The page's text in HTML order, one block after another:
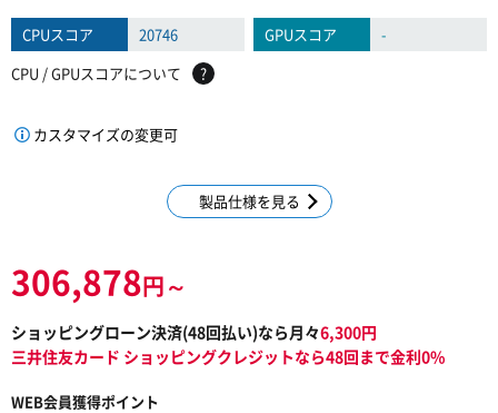
CPUスコア 20746 GPUスコア
-
CPU / GPUスコアについて
?
カスタマイズの変更可
製品仕様を見る
306,878円～
ショッピングローン決済(48回払い)なら月々6,300円
三井住友カード ショッピングクレジットなら48回まで金利0%
WEB会員獲得ポイント